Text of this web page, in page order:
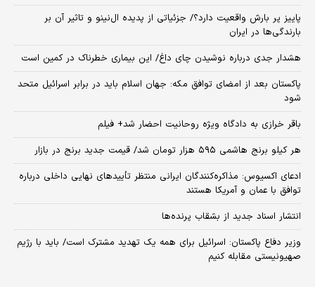
پاییز پر بارش واقعیت دارد؟/ جزئیاتی از پدیده ال‌نینو و تاثیر آن بر
بارندگی‌ها در ایران
هشدار جدی درباره نوشیدن چای داغ/ این بیماری خطرناک در کمین است
پاکستان بعد از امضای توافق مکه: جهان اسلام باید در برابر اسرائیل متحد
شود
باقر خرازی به دادگاه ویژه روحانیت احضار شد+ فیلم
هر کیلو برنج هاشمی ۵۹۵ هزار تومان شد/ قیمت جدید برنج در بازار
ادعای اکسیوس: مذاکره‌کنندگان ایرانی منتظر تأییدهای نهایی داخلی درباره
توافق با عمان و آمریکا هستند
انتشار اسناد جدید از بشقاب پرنده‌ها
وزیر دفاع پاکستان: اسرائیل برای همه یک تهدید مشترک است/ باید با رژیم
صهیونیستی مقابله کنیم